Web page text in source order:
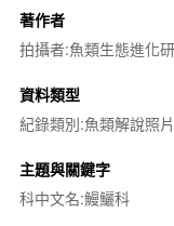
著作者
拍攝者:魚類生態進化
資料類型
紀錄類別:魚類解說照片
主題與關鍵字
科中文名:鰻鱺科